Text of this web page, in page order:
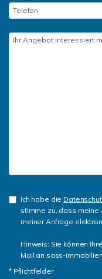
Ich habe die
stimme zu, dass meine
meiner Anfrage
Hinweis: Sie können
Mail an sass-
* Pflichtfelder